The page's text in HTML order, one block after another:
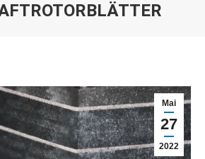
Mai
27
2022